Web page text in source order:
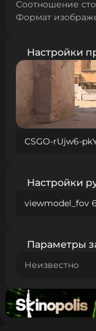
Соотношение
Формат
Настройки
CSGO-rUjw6-
Настройки
Параметры
Неизвестно